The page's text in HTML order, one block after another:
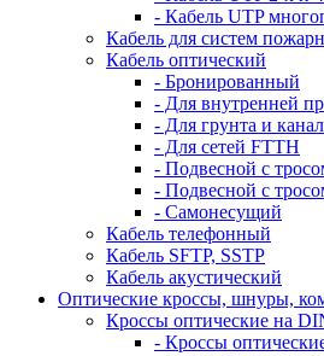
- Кабель UTP
Кабель для систем
Кабель оптический
- Бронированный
- Для внутренней
- Для грунта и
- Для сетей FTTH
- Подвесной с
- Подвесной с
- Самонесущий
Кабель телефонный
Кабель SFTP, SSTP
Кабель акустический
Оптические кроссы, шнуры,
Кроссы оптические на
- Кроссы